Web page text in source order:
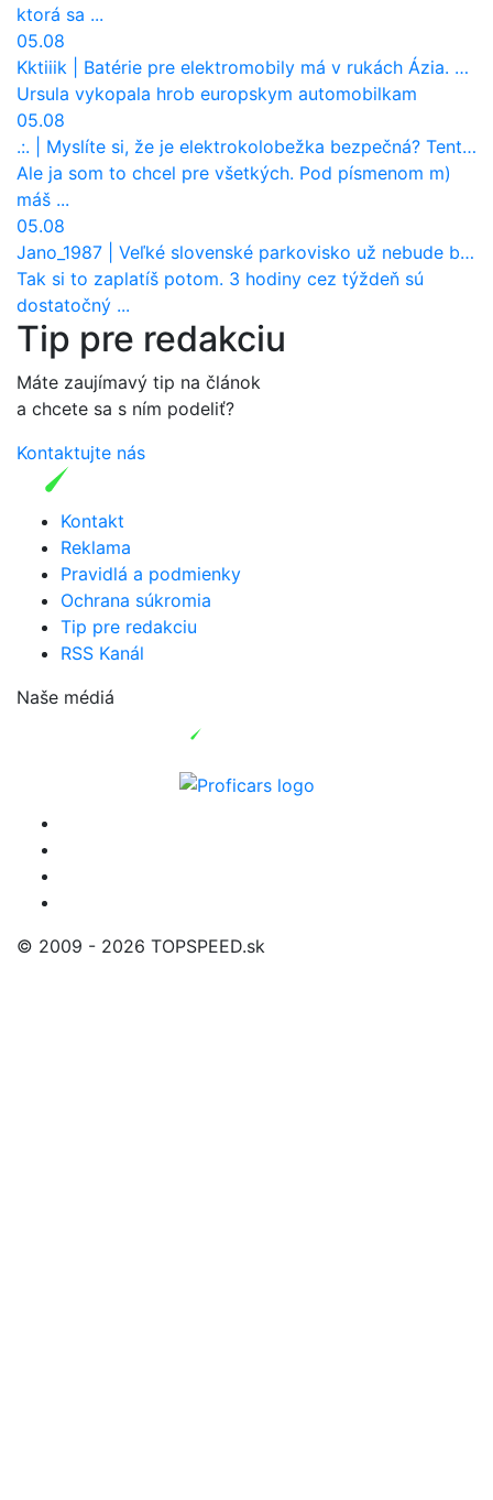
ktorá sa ...
05.08
Kktiiik
Batérie pre elektromobily má v rukách Ázia. Európa ale stráca kontrolu aj nad vlastnou výrobou!
Ursula vykopala hrob europskym automobilkam
05.08
.:.
Myslíte si, že je elektrokolobežka bezpečná? Tento test odhalil vážny problém
Ale ja som to chcel pre všetkých. Pod písmenom m)
máš ...
05.08
Jano_1987
Veľké slovenské parkovisko už nebude bezplatné
Tak si to zaplatíš potom. 3 hodiny cez týždeň sú
dostatočný ...
Tip pre redakciu
Máte zaujímavý tip na článok
a chcete sa s ním podeliť?
Kontaktujte nás
Kontakt
Reklama
Pravidlá a podmienky
Ochrana súkromia
Tip pre redakciu
RSS Kanál
Naše médiá
© 2009 - 2026 TOPSPEED.sk